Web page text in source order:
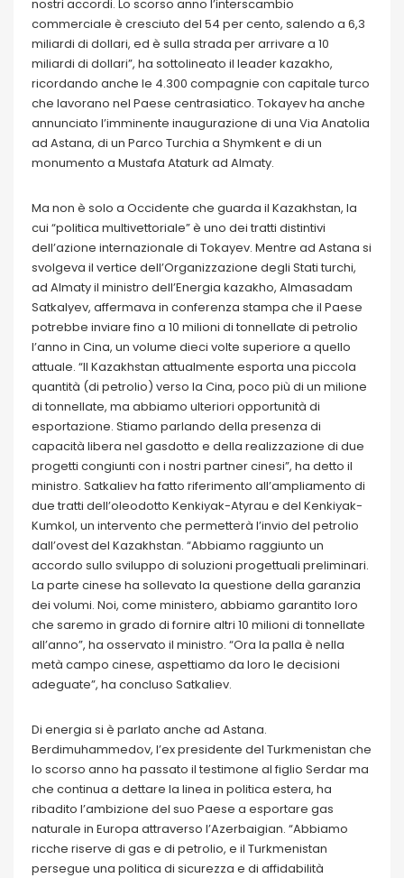
nostri accordi. Lo scorso anno l’interscambio
commerciale è cresciuto del 54 per cento, salendo a 6,3
miliardi di dollari, ed è sulla strada per arrivare a 10
miliardi di dollari”, ha sottolineato il leader kazakho,
ricordando anche le 4.300 compagnie con capitale turco
che lavorano nel Paese centrasiatico. Tokayev ha anche
annunciato l’imminente inaugurazione di una Via Anatolia
ad Astana, di un Parco Turchia a Shymkent e di un
monumento a Mustafa Ataturk ad Almaty.
Ma non è solo a Occidente che guarda il Kazakhstan, la
cui “politica multivettoriale” è uno dei tratti distintivi
dell’azione internazionale di Tokayev. Mentre ad Astana si
svolgeva il vertice dell’Organizzazione degli Stati turchi,
ad Almaty il ministro dell’Energia kazakho, Almasadam
Satkalyev, affermava in conferenza stampa che il Paese
potrebbe inviare fino a 10 milioni di tonnellate di petrolio
l’anno in Cina, un volume dieci volte superiore a quello
attuale. “Il Kazakhstan attualmente esporta una piccola
quantità (di petrolio) verso la Cina, poco più di un milione
di tonnellate, ma abbiamo ulteriori opportunità di
esportazione. Stiamo parlando della presenza di
capacità libera nel gasdotto e della realizzazione di due
progetti congiunti con i nostri partner cinesi”, ha detto il
ministro. Satkaliev ha fatto riferimento all’ampliamento di
due tratti dell’oleodotto Kenkiyak-Atyrau e del Kenkiyak-
Kumkol, un intervento che permetterà l’invio del petrolio
dall’ovest del Kazakhstan. “Abbiamo raggiunto un
accordo sullo sviluppo di soluzioni progettuali preliminari.
La parte cinese ha sollevato la questione della garanzia
dei volumi. Noi, come ministero, abbiamo garantito loro
che saremo in grado di fornire altri 10 milioni di tonnellate
all’anno”, ha osservato il ministro. “Ora la palla è nella
metà campo cinese, aspettiamo da loro le decisioni
adeguate”, ha concluso Satkaliev.
Di energia si è parlato anche ad Astana.
Berdimuhammedov, l’ex presidente del Turkmenistan che
lo scorso anno ha passato il testimone al figlio Serdar ma
che continua a dettare la linea in politica estera, ha
ribadito l’ambizione del suo Paese a esportare gas
naturale in Europa attraverso l’Azerbaigian. “Abbiamo
ricche riserve di gas e di petrolio, e il Turkmenistan
persegue una politica di sicurezza e di affidabilità